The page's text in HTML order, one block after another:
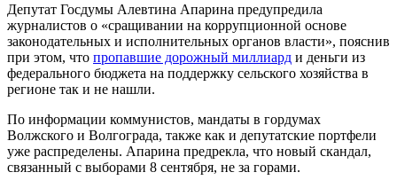
Депутат Госдумы Алевтина Апарина предупредила
журналистов о «сращивании на коррупционной основе
законодательных и исполнительных органов власти», пояснив
при этом, что пропавшие дорожный миллиард и деньги из
федерального бюджета на поддержку сельского хозяйства в
регионе так и не нашли.
По информации коммунистов, мандаты в гордумах
Волжского и Волгограда, также как и депутатские портфели
уже распределены. Апарина предрекла, что новый скандал,
связанный с выборами 8 сентября, не за горами.